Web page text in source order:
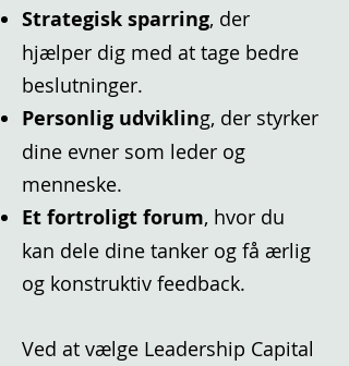
Strategisk sparring, der
hjælper dig med at tage bedre
beslutninger.
Personlig udvikling, der styrker
dine evner som leder og
menneske.
Et fortroligt forum, hvor du
kan dele dine tanker og få ærlig
og konstruktiv feedback.
Ved at vælge Leadership Capital